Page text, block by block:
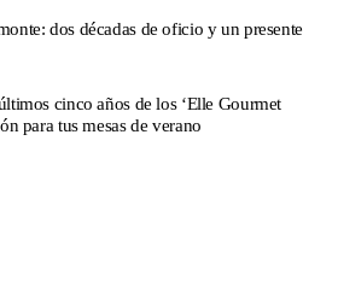
dos décadas de oficio y un presente
cinco años de los ‘Elle Gourmet
para tus mesas de verano